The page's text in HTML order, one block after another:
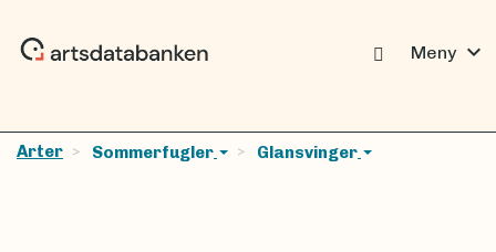
Meny expand_more
Arter Sommerfugler Glansvinger